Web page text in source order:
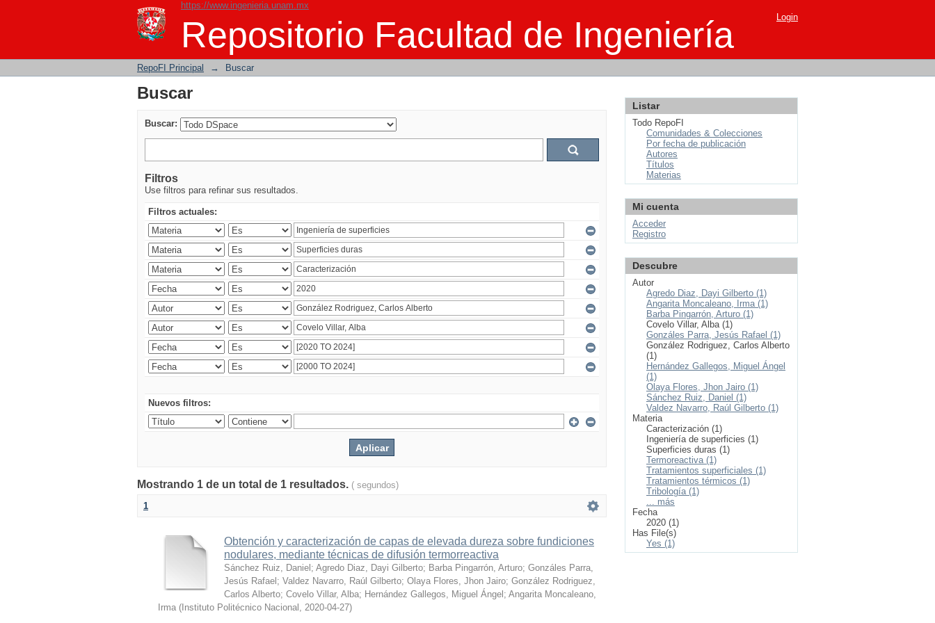
https://www.ingenieria.unam.mx
Repositorio Facultad de Ingeniería
Buscar Login
RepoFI Principal → Buscar
Buscar
Buscar:
Filtros
Use filtros para refinar sus resultados.
Filtros actuales:
Nuevos filtros:
Mostrando 1 de un total de 1 resultados. ( segundos)
1
Obtención y caracterización de capas de elevada dureza sobre fundiciones
nodulares, mediante técnicas de difusión termorreactiva
Sánchez Ruiz, Daniel ; Agredo Diaz, Dayi Gilberto; Barba Pingarrón, Arturo; Gonzáles Parra,
Jesús Rafael ; Valdez Navarro, Raúl Gilberto; Olaya Flores, Jhon Jairo; González Rodriguez,
Carlos Alberto; Covelo Villar, Alba; Hernández Gallegos, Miguel Ángel ; Angarita Moncaleano,
Irma ( Instituto Politécnico Nacional , 2020-04-27)
Listar
Todo RepoFI
Comunidades & Colecciones
Por fecha de publicación
Autores
Títulos
Materias
Mi cuenta
Acceder
Registro
Descubre
Autor
Agredo Diaz, Dayi Gilberto (1)
Angarita Moncaleano, Irma (1)
Barba Pingarrón, Arturo (1)
Covelo Villar, Alba (1)
Gonzáles Parra, Jesús Rafael (1)
González Rodriguez, Carlos Alberto
(1)
Hernández Gallegos, Miguel Ángel
(1)
Olaya Flores, Jhon Jairo (1)
Sánchez Ruiz, Daniel (1)
Valdez Navarro, Raúl Gilberto (1)
Materia
Caracterización (1)
Ingeniería de superficies (1)
Superficies duras (1)
Termoreactiva (1)
Tratamientos superficiales (1)
Tratamientos térmicos (1)
Tribología (1)
... más
Fecha
2020 (1)
Has File(s)
Yes (1)